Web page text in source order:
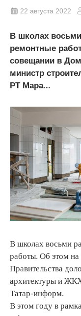
22 августа 2022
В школах
ремонтные
совещании в
министр
РТ Мара...
В школах восьми
работы. Об этом
Правительства
архитектуры и
Татар-информ.
В этом году в